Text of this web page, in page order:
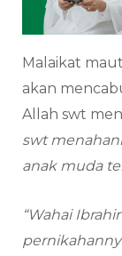
Malaikat
akan
Allah swt
swt
anak muda
“Wahai